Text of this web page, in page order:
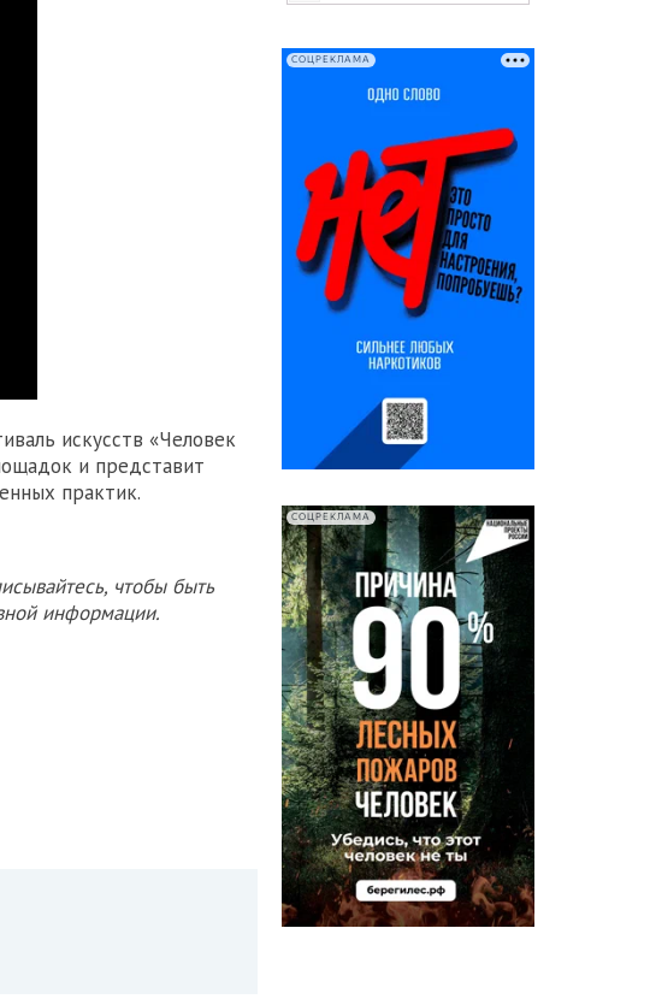
искусств «Человек
и представит
практик.
чтобы быть
информации.
СОЦРЕКЛАМА
СОЦРЕКЛАМА